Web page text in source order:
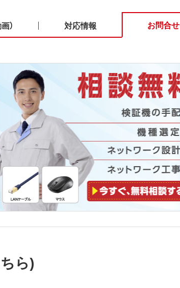
） 対応情報 お問合せ
ら)